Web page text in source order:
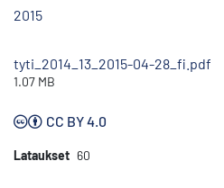
2015
tyti_2014_13_2015-04-28_fi.pdf
1.07 MB
CC BY 4.0
Lataukset 60